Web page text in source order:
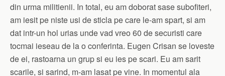
din urma militienii. In total, eu am doborat sase subofiteri,
am iesit pe niste usi de sticla pe care le-am spart, si am
dat intr-un hol urias unde vad vreo 60 de securisti care
tocmai ieseau de la o conferinta. Eugen Crisan se loveste
de ei, rastoarna un grup si eu ies pe scari. Eu am sarit
scarile, si sarind, m-am lasat pe vine. In momentul ala